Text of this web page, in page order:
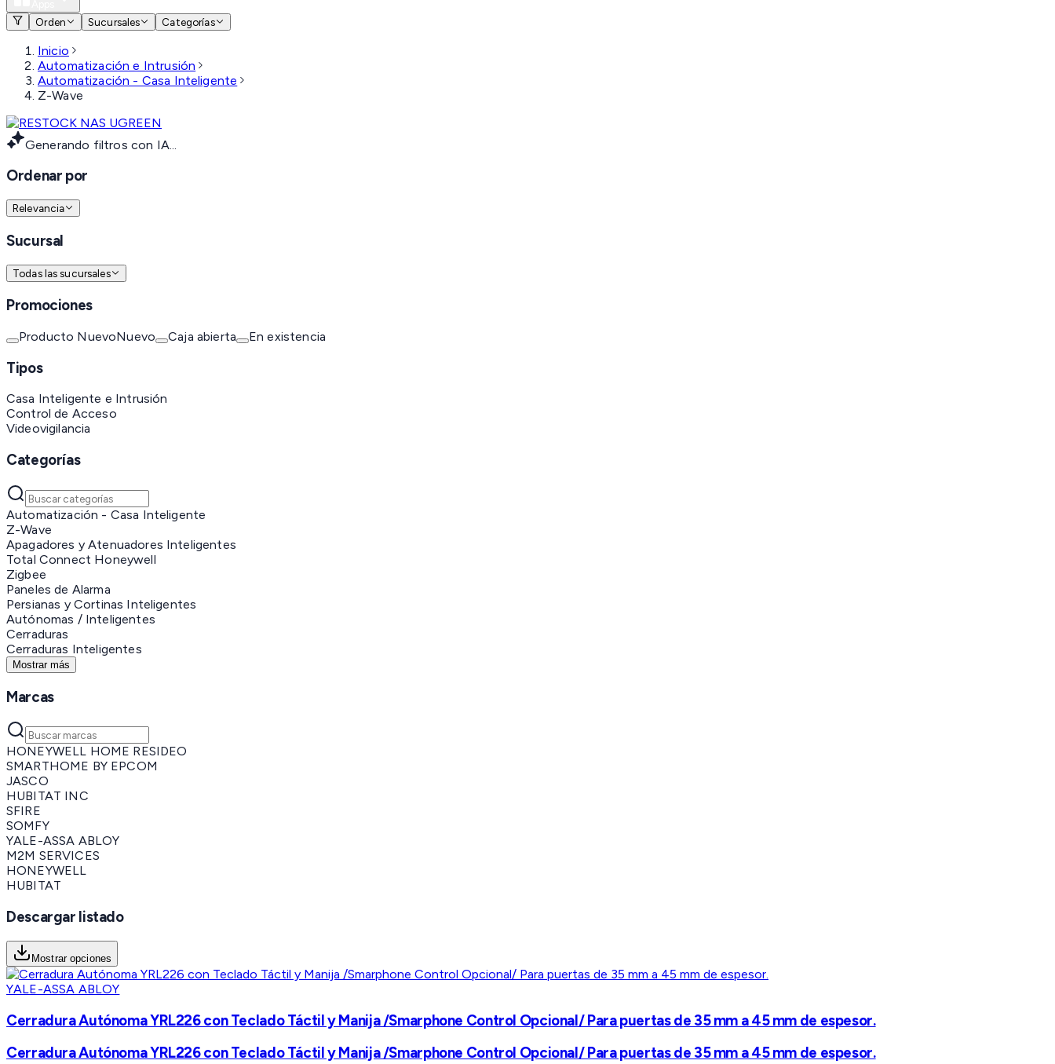
Orden
Sucursales Categorías
Inicio
Automatización e Intrusión
Automatización - Casa Inteligente
Z-Wave
Generando filtros con IA...
Ordenar por
Relevancia
Sucursal
Todas las sucursales
Promociones
Producto NuevoNuevo Caja abierta En existencia
Tipos
Casa Inteligente e Intrusión
Control de Acceso
Videovigilancia
Categorías
Automatización - Casa Inteligente
Z-Wave
Apagadores y Atenuadores Inteligentes
Total Connect Honeywell
Zigbee
Paneles de Alarma
Persianas y Cortinas Inteligentes
Autónomas / Inteligentes
Cerraduras
Cerraduras Inteligentes
Mostrar más
Marcas
HONEYWELL HOME RESIDEO
SMARTHOME BY EPCOM
JASCO
HUBITAT INC
SFIRE
SOMFY
YALE-ASSA ABLOY
M2M SERVICES
HONEYWELL
HUBITAT
Descargar listado
Mostrar opciones
YALE-ASSA ABLOY
Cerradura Autónoma YRL226 con Teclado Táctil y Manija /Smarphone Control Opcional/ Para puertas de 35 mm a 45 mm de espesor.
Cerradura Autónoma YRL226 con Teclado Táctil y Manija /Smarphone Control Opcional/ Para puertas de 35 mm a 45 mm de espesor.